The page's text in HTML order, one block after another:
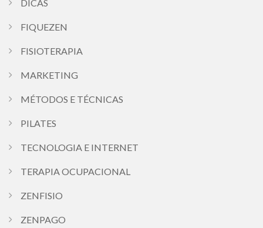
DICAS
FIQUEZEN
FISIOTERAPIA
MARKETING
MÉTODOS E TÉCNICAS
PILATES
TECNOLOGIA E INTERNET
TERAPIA OCUPACIONAL
ZENFISIO
ZENPAGO